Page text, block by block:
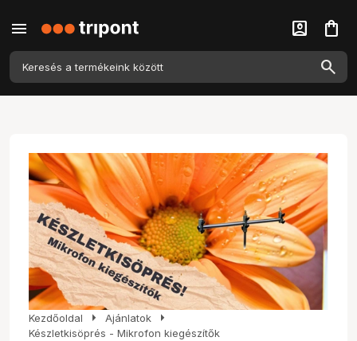
menu account_box shopping_bag
Kezdőoldal arrow_right Ajánlatok arrow_right
Készletkisöprés - Mikrofon kiegészítők